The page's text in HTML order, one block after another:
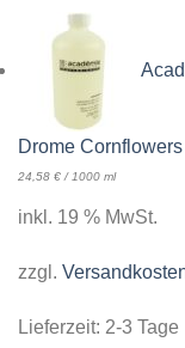
Drome Cornflowers
24,58 € / 1000 ml
inkl. 19 % MwSt.
zzgl.
Lieferzeit: 2-3 Tage